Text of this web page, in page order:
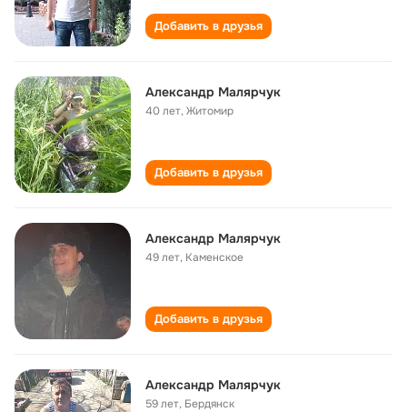
Добавить в друзья
Александр Малярчук
40 лет,Житомир
Добавить в друзья
Александр Малярчук
49 лет, Каменское
Добавить в друзья
Александр Малярчук
59 лет, Бердянск